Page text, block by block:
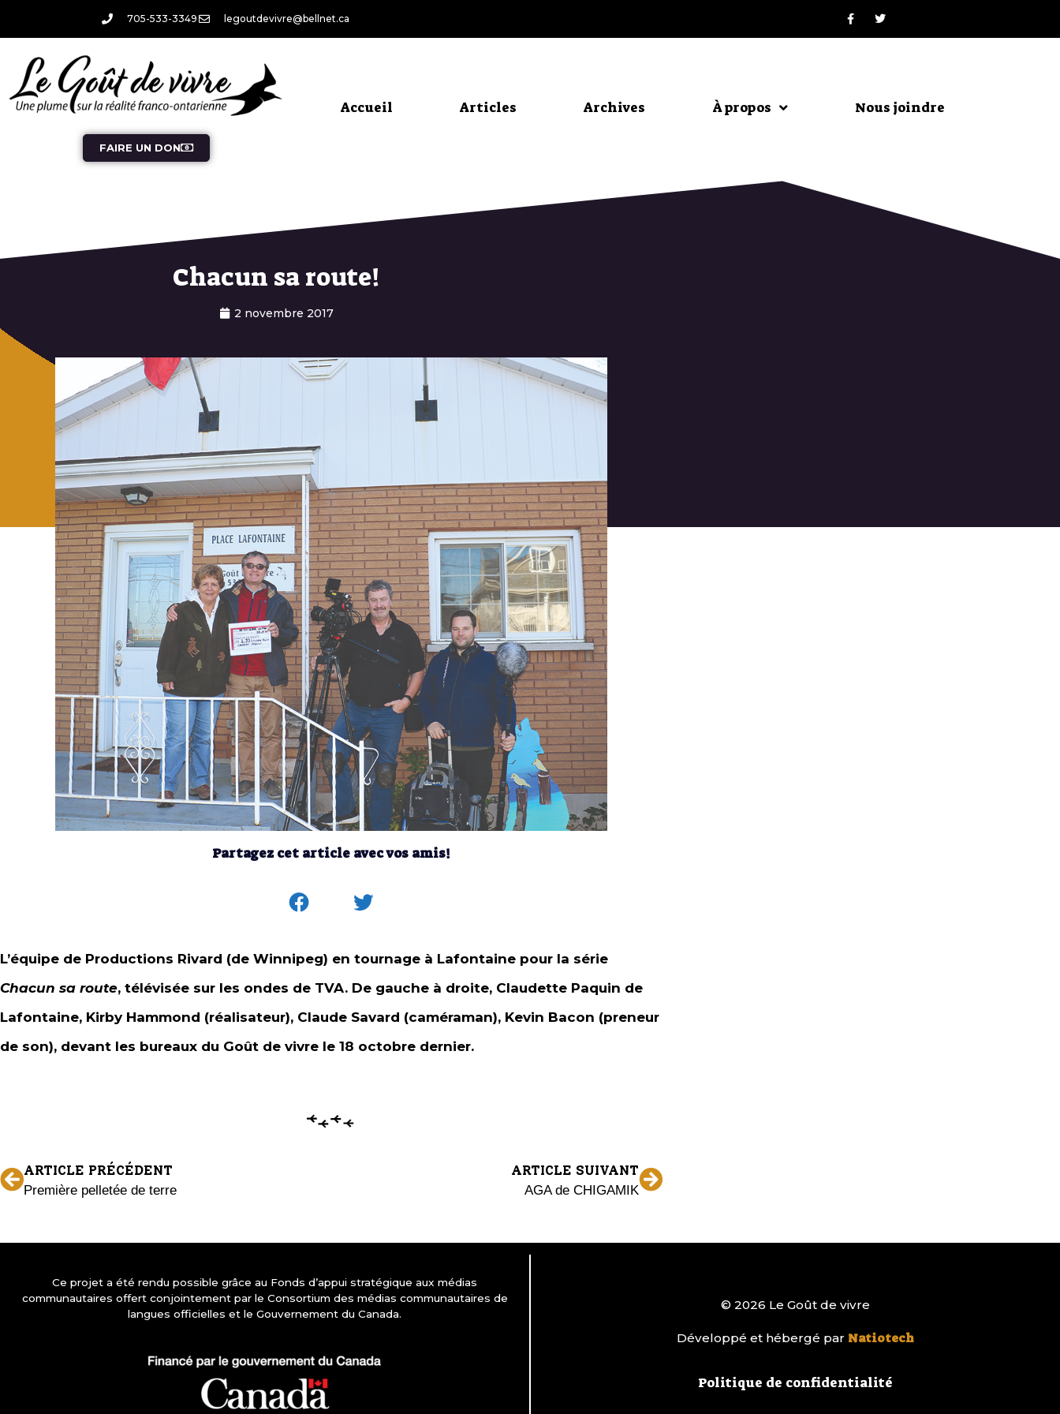
705-533-3349 legoutdevivre@bellnet.ca
FAIRE UN DON
Accueil Articles Archives À propos Nous joindre
Chacun sa route!
2 novembre 2017
Partagez cet article avec vos amis!
L’équipe de Productions Rivard (de Winnipeg) en tournage à Lafontaine pour la série
Chacun sa route, télévisée sur les ondes de TVA. De gauche à droite, Claudette Paquin de
Lafontaine, Kirby Hammond (réalisateur), Claude Savard (caméraman), Kevin Bacon (preneur
de son), devant les bureaux du Goût de vivre le 18 octobre dernier.
ARTICLE PRÉCÉDENT
Première pelletée de terre
ARTICLE SUIVANT
AGA de CHIGAMIK
Ce projet a été rendu possible grâce au Fonds d’appui stratégique aux médias
communautaires offert conjointement par le Consortium des médias communautaires de
langues officielles et le Gouvernement du Canada.
© 2026 Le Goût de vivre
Développé et hébergé par Natiotech
Politique de confidentialité